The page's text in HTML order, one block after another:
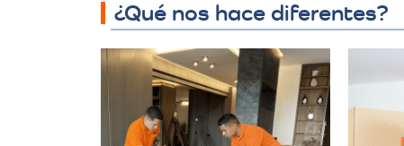
¿Qué nos hace diferentes?